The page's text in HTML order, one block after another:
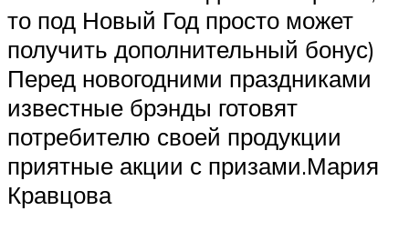
то под Новый Год просто может
получить дополнительный бонус)
Перед новогодними праздниками
известные брэнды готовят
потребителю своей продукции
приятные акции с призами.Мария
Кравцова